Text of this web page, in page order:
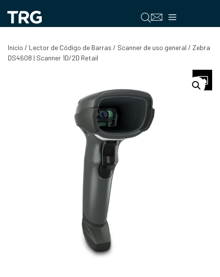
contenido
Menú
Inicio / Lector de Código de Barras / Scanner de uso general / Zebra
DS4608 | Scanner 1D/2D Retail